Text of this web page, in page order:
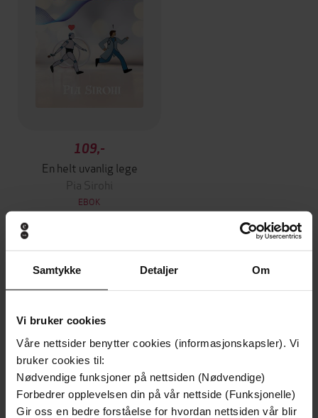
Samtykke Detaljer Om
Vi bruker cookies
Våre nettsider benytter cookies (informasjonskapsler). Vi
bruker cookies til:
Nødvendige funksjoner på nettsiden (Nødvendige)
Forbedrer opplevelsen din på vår nettside (Funksjonelle)
Gir oss en bedre forståelse for hvordan nettsiden vår blir
109,-
En helt uvanlig lege
Pia Sirohi
EBOK
Andre har også kjøpt
Premium